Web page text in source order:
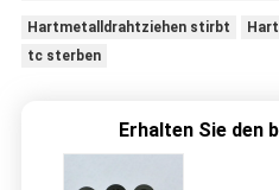
Hartmetalldrahtziehen stirbt
tc sterben
Erhalten Sie den